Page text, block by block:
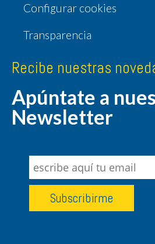
Configurar cookies
Transparencia
Recibe nuestras
Apúntate a
Newsletter